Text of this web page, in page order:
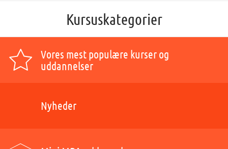
Kursuskategorier
Vores mest populære kurser og
uddannelser
Nyheder